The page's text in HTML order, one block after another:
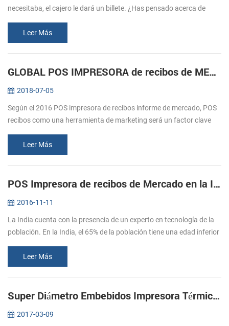
necesitaba, el cajero le dará un billete. ¿Has pensado acerca de
impresión, e...
Leer Más
GLOBAL POS IMPRESORA de recibos de MERCADO durante previsión 2016-2020
2018-07-05
Según el 2016 POS impresora de recibos informe de mercado, POS
recibos como una herramienta de marketing será un factor clave
hostelería sec...
Leer Más
POS Impresora de recibos de Mercado en la India
2016-11-11
La India cuenta con la presencia de un experto en tecnología de la
población. En la India, el 65% de la población tiene una edad inferior
Leer Más
Super Diámetro Embebidos Impresora Térmica De Apoyo De La Caja De Efectivo
2017-03-09